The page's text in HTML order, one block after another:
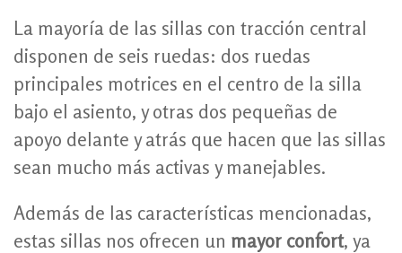
La mayoría de las sillas con tracción central
disponen de seis ruedas: dos ruedas
principales motrices en el centro de la silla
bajo el asiento, y otras dos pequeñas de
apoyo delante y atrás que hacen que las sillas
sean mucho más activas y manejables.
Además de las características mencionadas,
estas sillas nos ofrecen un mayor confort, ya